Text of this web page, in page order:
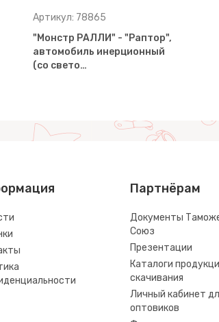
Артикул: 78865
"Монстр РАЛЛИ" - "Раптор",
автомобиль инерционный
(со свето…
Партнёрам
Документы
Союз
Презентации
Каталоги
скачивания
Личный кабинет
оптовиков